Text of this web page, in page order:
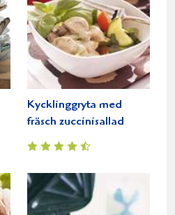
Kycklinggryta med
fräsch zuccinisallad